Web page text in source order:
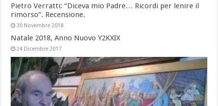
Pietro Verratti: “Diceva mio Padre… Ricordi per lenire il
rimorso”. Recensione.
30 Novembre 2018
Natale 2018, Anno Nuovo Y2KXIX
24 Dicembre 2017